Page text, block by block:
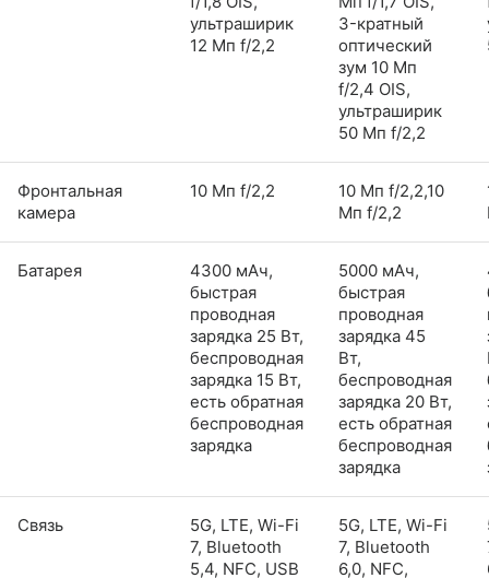
ультраширик
12 Мп f/2,2
3-кратный
оптический
зум 10 Мп
f/2,4 OIS,
ультраширик
50 Мп f/2,2
Фронтальная
камера
10 Мп f/2,2
10 Мп f/2,2,10
Мп f/2,2
Батарея
4300 мАч,
быстрая
проводная
зарядка 25 Вт,
беспроводная
зарядка 15 Вт,
есть обратная
беспроводная
зарядка
5000 мАч,
быстрая
проводная
зарядка 45
Вт,
беспроводная
зарядка 20 Вт,
есть обратная
беспроводная
зарядка
Связь
5G, LTE, Wi-Fi
7, Bluetooth
5,4, NFC, USB
5G, LTE, Wi-Fi
7, Bluetooth
6,0, NFC,